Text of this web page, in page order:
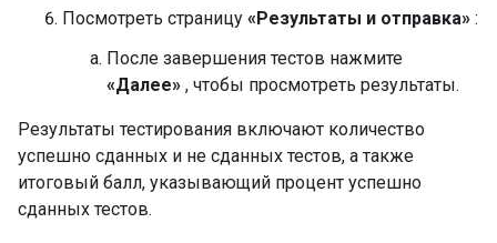
Посмотреть страницу «Результаты и отправка» :
После завершения тестов нажмите
«Далее» , чтобы просмотреть результаты.
Результаты тестирования включают количество
успешно сданных и не сданных тестов, а также
итоговый балл, указывающий процент успешно
сданных тестов.